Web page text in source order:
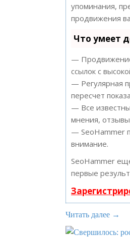
упоминания,
продвижения
Что умеет
— Продвижение
ссылок с
— Регулярная
пересчет
— Все
мнения,
— SeoHammer
внимание.
SeoHammer
первые
Читать далее →